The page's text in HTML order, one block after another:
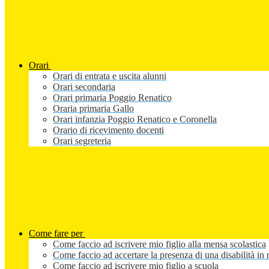
Orari
Orari di entrata e uscita alunni
Orari secondaria
Orari primaria Poggio Renatico
Oraria primaria Gallo
Orari infanzia Poggio Renatico e Coronella
Orario di ricevimento docenti
Orari segreteria
Come fare per
Come faccio ad iscrivere mio figlio alla mensa scolastica
Come faccio ad accertare la presenza di una disabilità
Come faccio ad iscrivere mio figlio a scuola